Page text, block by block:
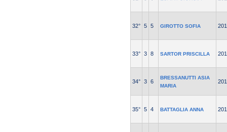
32° 5 5 GIROTTO SOFIA
33° 3 8 SARTOR PRISCILLA
34° 3 6
BRESSANUTTI ASIA
MARIA
35° 5 4 BATTAGLIA ANNA